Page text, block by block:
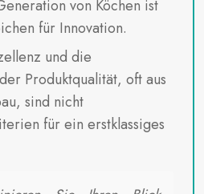
von Köchen ist
für Innovation.
und die
Produktqualität, oft aus
sind nicht
für ein erstklassiges